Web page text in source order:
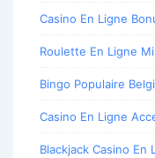
Casino En Ligne
Roulette En Ligne
Bingo Populaire
Casino En Ligne
Blackjack Casino